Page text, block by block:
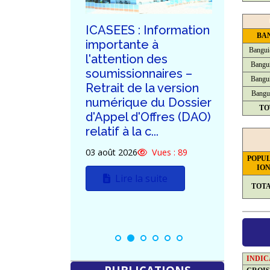
ICASEES : Information
importante à
l'attention des
soumissionnaires –
Retrait de la version
numérique du Dossier
d'Appel d'Offres (DAO)
relatif à la c...
03 août 2026 Vues : 89
Lire la suite
de
de
30 juillet
ION